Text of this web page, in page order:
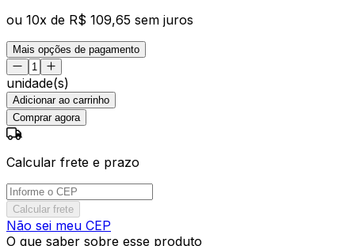
ou 10x de R$ 109,65 sem juros
Mais opções de pagamento
unidade(s)
Adicionar ao carrinho
Comprar agora
Calcular frete e prazo
Calcular frete
Não sei meu CEP
O que saber sobre esse produto